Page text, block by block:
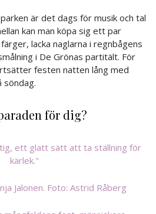
är det dags för musik och tal
kan man köpa sig ett par
lacka naglarna i regnbågens
i De Grönas partitält. För
festen natten lång med
söndag.
för dig?